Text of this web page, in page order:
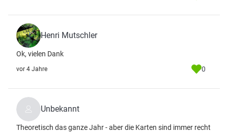
Henri Mutschler
Ok, vielen Dank
vor 4 Jahre 0
Unbekannt
Theoretisch das ganze Jahr - aber die Karten sind immer recht